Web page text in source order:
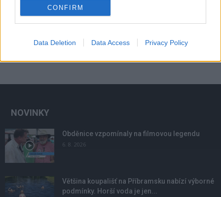
CONFIRM
Data Deletion Data Access Privacy Policy
NOVINKY
Obděnice vzpomínaly na filmovou legendu
6. 8. 2026
Většina koupališť na Příbramsku nabízí výborné
podmínky. Horší voda je jen...